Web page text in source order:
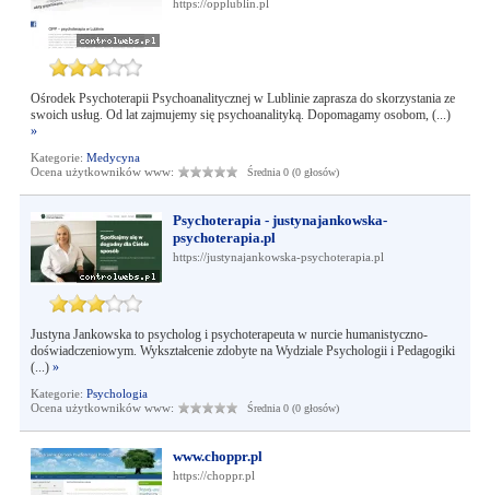
https://opplublin.pl
Ośrodek Psychoterapii Psychoanalitycznej w Lublinie zaprasza do skorzystania ze
swoich usług. Od lat zajmujemy się psychoanalityką. Dopomagamy osobom, (...)
»
Kategorie: Medycyna
Ocena użytkowników www:
Średnia 0 (0 głosów)
Psychoterapia - justynajankowska-
psychoterapia.pl
https://justynajankowska-psychoterapia.pl
Justyna Jankowska to psycholog i psychoterapeuta w nurcie humanistyczno-
doświadczeniowym. Wykształcenie zdobyte na Wydziale Psychologii i Pedagogiki
(...) »
Kategorie: Psychologia
Ocena użytkowników www:
Średnia 0 (0 głosów)
www.choppr.pl
https://choppr.pl